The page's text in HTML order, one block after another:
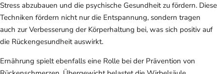
Stress abzubauen und die psychische Gesundheit zu fördern. Diese
Techniken fördern nicht nur die Entspannung, sondern tragen
auch zur Verbesserung der Körperhaltung bei, was sich positiv auf
die Rückengesundheit auswirkt.
Ernährung spielt ebenfalls eine Rolle bei der Prävention von